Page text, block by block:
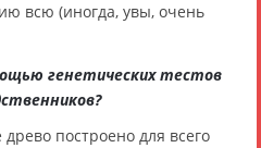
всю (иногда, увы, очень
генетических тестов
построено для всего